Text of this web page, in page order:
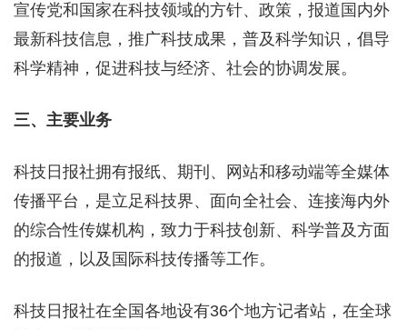
宣传党和国家在科技领域的方针、政策，报道国内外
最新科技信息，推广科技成果，普及科学知识，倡导
科学精神，促进科技与经济、社会的协调发展。
三、主要业务
科技日报社拥有报纸、期刊、网站和移动端等全媒体
传播平台，是立足科技界、面向全社会、连接海内外
的综合性传媒机构，致力于科技创新、科学普及方面
的报道，以及国际科技传播等工作。
科技日报社在全国各地设有36个地方记者站，在全球